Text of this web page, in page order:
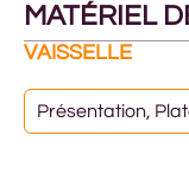
MATÉRIEL
VAISSELLE
Présentation,